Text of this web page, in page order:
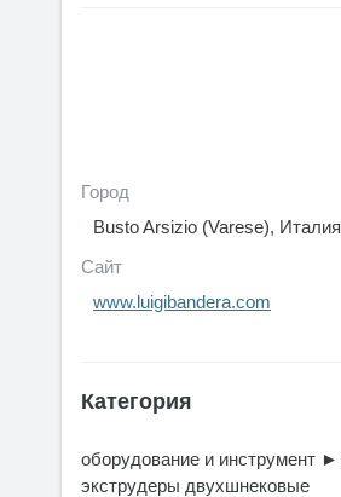
Город
Busto Arsizio (Varese), Италия
Сайт
www.luigibandera.com
Категория
оборудование и инструмент ►
экструдеры двухшнековые